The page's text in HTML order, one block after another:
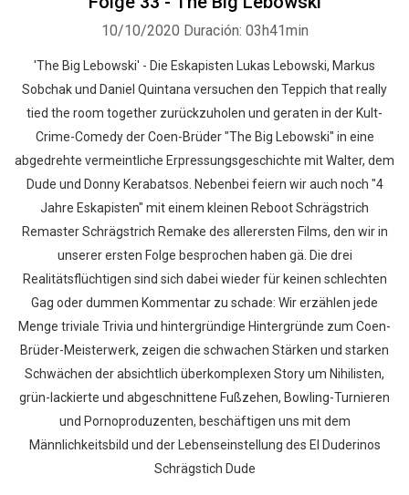
10/10/2020 Duración: 03h41min
'The Big Lebowski' - Die Eskapisten Lukas Lebowski, Markus
Sobchak und Daniel Quintana versuchen den Teppich that really
tied the room together zurückzuholen und geraten in der Kult-
Crime-Comedy der Coen-Brüder "The Big Lebowski" in eine
abgedrehte vermeintliche Erpressungsgeschichte mit Walter, dem
Dude und Donny Kerabatsos. Nebenbei feiern wir auch noch "4
Jahre Eskapisten" mit einem kleinen Reboot Schrägstrich
Remaster Schrägstrich Remake des allerersten Films, den wir in
unserer ersten Folge besprochen haben gä. Die drei
Realitätsflüchtigen sind sich dabei wieder für keinen schlechten
Gag oder dummen Kommentar zu schade: Wir erzählen jede
Menge triviale Trivia und hintergründige Hintergründe zum Coen-
Brüder-Meisterwerk, zeigen die schwachen Stärken und starken
Schwächen der absichtlich überkomplexen Story um Nihilisten,
grün-lackierte und abgeschnittene Fußzehen, Bowling-Turnieren
und Pornoproduzenten, beschäftigen uns mit dem
Männlichkeitsbild und der Lebenseinstellung des El Duderinos
Schrägstich Dude